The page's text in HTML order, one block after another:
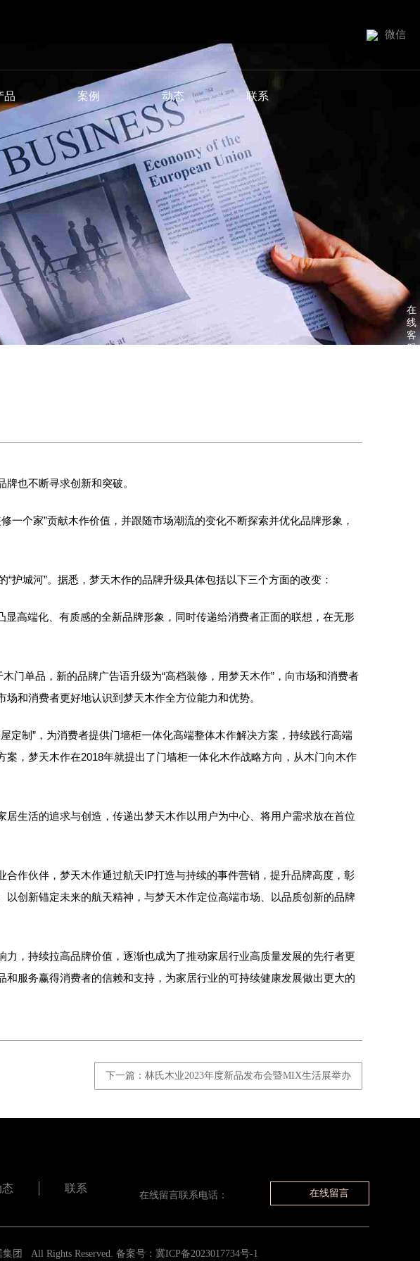
也不断寻求创新和突破。
个家”贡献木作价值，并跟随市场潮流的变化不断探索并优化品牌形象，
城河”。据悉，梦天木作的品牌升级具体包括以下三个方面的改变：
高端化、有质感的全新品牌形象，同时传递给消费者正面的联想，在无形
单品，新的品牌广告语升级为“高档装修，用梦天木作”，向市场和消费者
和消费者更好地认识到梦天木作全方位能力和优势。
制”，为消费者提供门墙柜一体化高端整体木作解决方案，持续践行高端
，梦天木作在2018年就提出了门墙柜一体化木作战略方向，从木门向木作
生活的追求与创造，传递出梦天木作以用户为中心、将用户需求放在首位
作伙伴，梦天木作通过航天IP打造与持续的事件营销，提升品牌高度，彰
创新锚定未来的航天精神，与梦天木作定位高端市场、以品质创新的品牌
，持续拉高品牌价值，逐渐也成为了推动家居行业高质量发展的先行者更
服务赢得消费者的信赖和支持，为家居行业的可持续健康发展做出更大的
下一篇：林氏木业2023年度新品发布会暨MIX生活展举办
微信
品 案例 动态 联系
在
线
客
服
联系
在线留言联系电话： 在线留言
团 All Rights Reserved. 备案号： 冀ICP备2023017734号-1